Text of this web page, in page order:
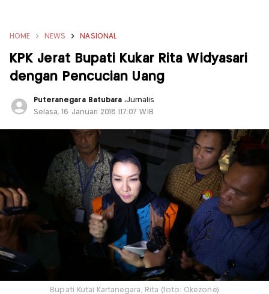
HOME NEWS NASIONAL
KPK Jerat Bupati Kukar Rita Widyasari
dengan Pencucian Uang
Puteranegara Batubara,Jurnalis
Selasa, 16 Januari 2018 |17:07 WIB
Bupati Kutai Kartanegara, Rita (foto: Okezone)